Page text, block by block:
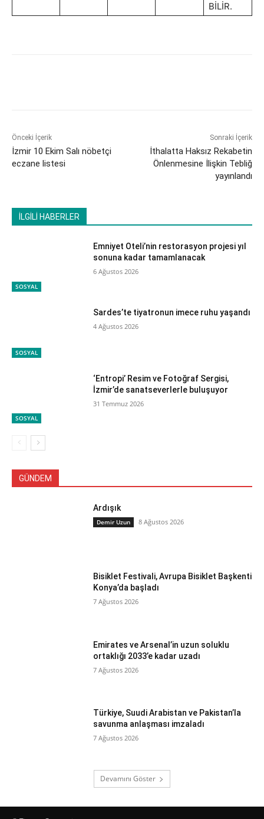
BİLİR.
Önceki İçerik
İzmir 10 Ekim Salı nöbetçi
eczane listesi
Sonraki İçerik
İthalatta Haksız Rekabetin
Önlenmesine İlişkin Tebliğ
yayınlandı
İLGİLİ HABERLER
SOSYAL
Emniyet Oteli’nin restorasyon projesi yıl
sonuna kadar tamamlanacak
6 Ağustos 2026
SOSYAL
Sardes’te tiyatronun imece ruhu yaşandı
4 Ağustos 2026
SOSYAL
‘Entropi’ Resim ve Fotoğraf Sergisi,
İzmir’de sanatseverlerle buluşuyor
31 Temmuz 2026
GÜNDEM
Ardışık
Demir Uzun 8 Ağustos 2026
Bisiklet Festivali, Avrupa Bisiklet Başkenti
Konya’da başladı
7 Ağustos 2026
Emirates ve Arsenal’in uzun soluklu
ortaklığı 2033’e kadar uzadı
7 Ağustos 2026
Türkiye, Suudi Arabistan ve Pakistan’la
savunma anlaşması imzaladı
7 Ağustos 2026
Devamını Göster